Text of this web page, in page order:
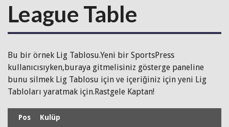
League Table
Bu bir örnek Lig Tablosu.Yeni bir SportsPress
kullanıcısıyken,buraya gitmelisiniz gösterge paneline
bunu silmek Lig Tablosu için ve içeriğiniz için yeni Lig
Tabloları yaratmak için.Rastgele Kaptan!
Pos Kulüp